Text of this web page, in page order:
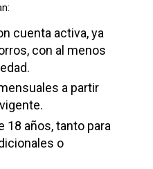
cuenta activa, ya
con al menos
a partir
18 años, tanto para
o